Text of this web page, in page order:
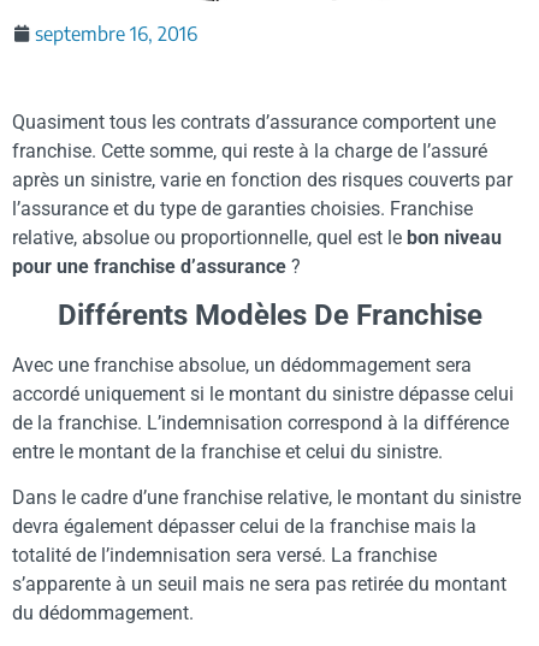
septembre 16, 2016
Quasiment tous les contrats d’assurance comportent une
franchise. Cette somme, qui reste à la charge de l’assuré
après un sinistre, varie en fonction des risques couverts par
l’assurance et du type de garanties choisies. Franchise
relative, absolue ou proportionnelle, quel est le bon niveau
pour une franchise d’assurance ?
Différents Modèles De Franchise
Avec une franchise absolue, un dédommagement sera
accordé uniquement si le montant du sinistre dépasse celui
de la franchise. L’indemnisation correspond à la différence
entre le montant de la franchise et celui du sinistre.
Dans le cadre d’une franchise relative, le montant du sinistre
devra également dépasser celui de la franchise mais la
totalité de l’indemnisation sera versé. La franchise
s’apparente à un seuil mais ne sera pas retirée du montant
du dédommagement.